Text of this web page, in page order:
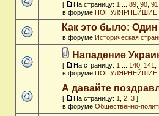
[ На страницу: 1 89 90 91
в форуме
Как это было: Один
в форуме Историческая
Нападение
[ На страницу: 1 140 141
в форуме
А давайте
[ На страницу: 1 2 3 ]
в форуме Общественно-